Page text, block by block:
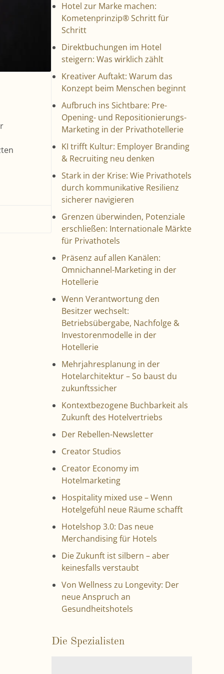
Hotel zur Marke machen:
Kometenprinzip® Schritt für
Schritt
Direktbuchungen im Hotel
steigern: Was wirklich zählt
Kreativer Auftakt: Warum das
Konzept beim Menschen beginnt
Aufbruch ins Sichtbare: Pre-
Opening- und Repositionierungs-
Marketing in der Privathotellerie
KI trifft Kultur: Employer Branding
& Recruiting neu denken
Stark in der Krise: Wie Privathotels
durch kommunikative Resilienz
sicherer navigieren
Grenzen überwinden, Potenziale
erschließen: Internationale Märkte
für Privathotels
Präsenz auf allen Kanälen:
Omnichannel-Marketing in der
Hotellerie
Wenn Verantwortung den
Besitzer wechselt:
Betriebsübergabe, Nachfolge &
Investorenmodelle in der
Hotellerie
Mehrjahresplanung in der
Hotelarchitektur – So baust du
zukunftssicher
Kontextbezogene Buchbarkeit als
Zukunft des Hotelvertriebs
Der Rebellen-Newsletter
Creator Studios
Creator Economy im
Hotelmarketing
Hospitality mixed use – Wenn
Hotelgefühl neue Räume schafft
Hotelshop 3.0: Das neue
Merchandising für Hotels
Die Zukunft ist silbern – aber
keinesfalls verstaubt
Von Wellness zu Longevity: Der
neue Anspruch an
Gesundheitshotels
Die Spezialisten